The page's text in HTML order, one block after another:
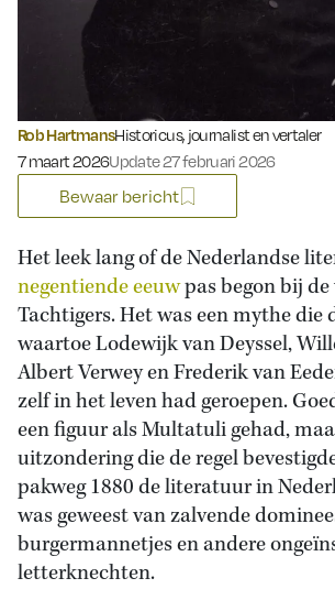
Rob HartmansHistoricus, journalist en vertaler
Gepubliceerd op:
7 maart 2026Update 27 februari 2026
Bewaar bericht
Het leek lang of de Nederlandse
negentiende eeuwpas begon bij
Tachtigers. Het was een mythe die
waartoe Lodewijk van Deyssel,
Albert Verwey en Frederik van
zelf in het leven had geroepen.
een figuur als Multatuli gehad,
uitzondering die de regel
pakweg 1880 de literatuur in
was geweest van zalvende
burgermannetjes en andere
letterknechten.